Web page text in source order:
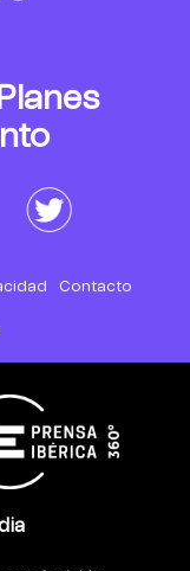
Planes
Contacto